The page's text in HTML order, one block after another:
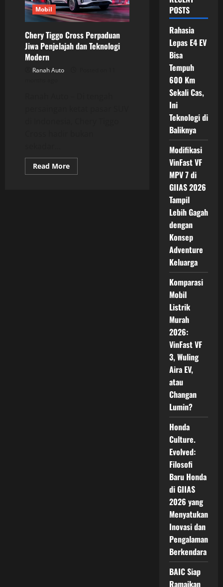
Mobil
Chery Tiggo Cross Perpaduan
Jiwa Penjelajah dan Teknologi
Modern
Ranah Auto
Read MoreRead
more
POSTS
Rahasia
Lepas E4 EV
Bisa
Tempuh
600 Km
Sekali Cas,
Ini
Teknologi di
Baliknya
Modifikasi
VinFast VF
MPV 7 di
GIIAS 2026
Tampil
Lebih Gagah
dengan
Konsep
Adventure
Keluarga
Komparasi
Mobil
Listrik
Murah
2026:
VinFast VF
3, Wuling
Aira EV,
atau
Changan
Lumin?
Honda
Culture.
Evolved:
Filosofi
Baru Honda
di GIIAS
2026 yang
Menyatukan
Inovasi dan
Pengalaman
Berkendara
BAIC Siap
Ramaikan